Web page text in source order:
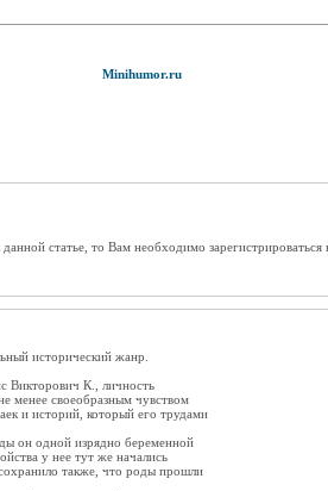
Minihumor.ru
статье, то Вам необходимо зарегистрироваться
исторический жанр.
Викторович К., личность
менее своеобразным чувством
и историй, который его трудами
он одной изрядно беременной
у нее тут же начались
также, что роды прошли